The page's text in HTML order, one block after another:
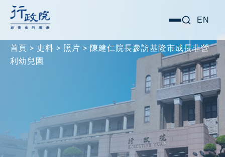
主
選
EN
首頁 > 史料 > 照片 > 陳建仁院長參訪基隆市成長非營
利幼兒園